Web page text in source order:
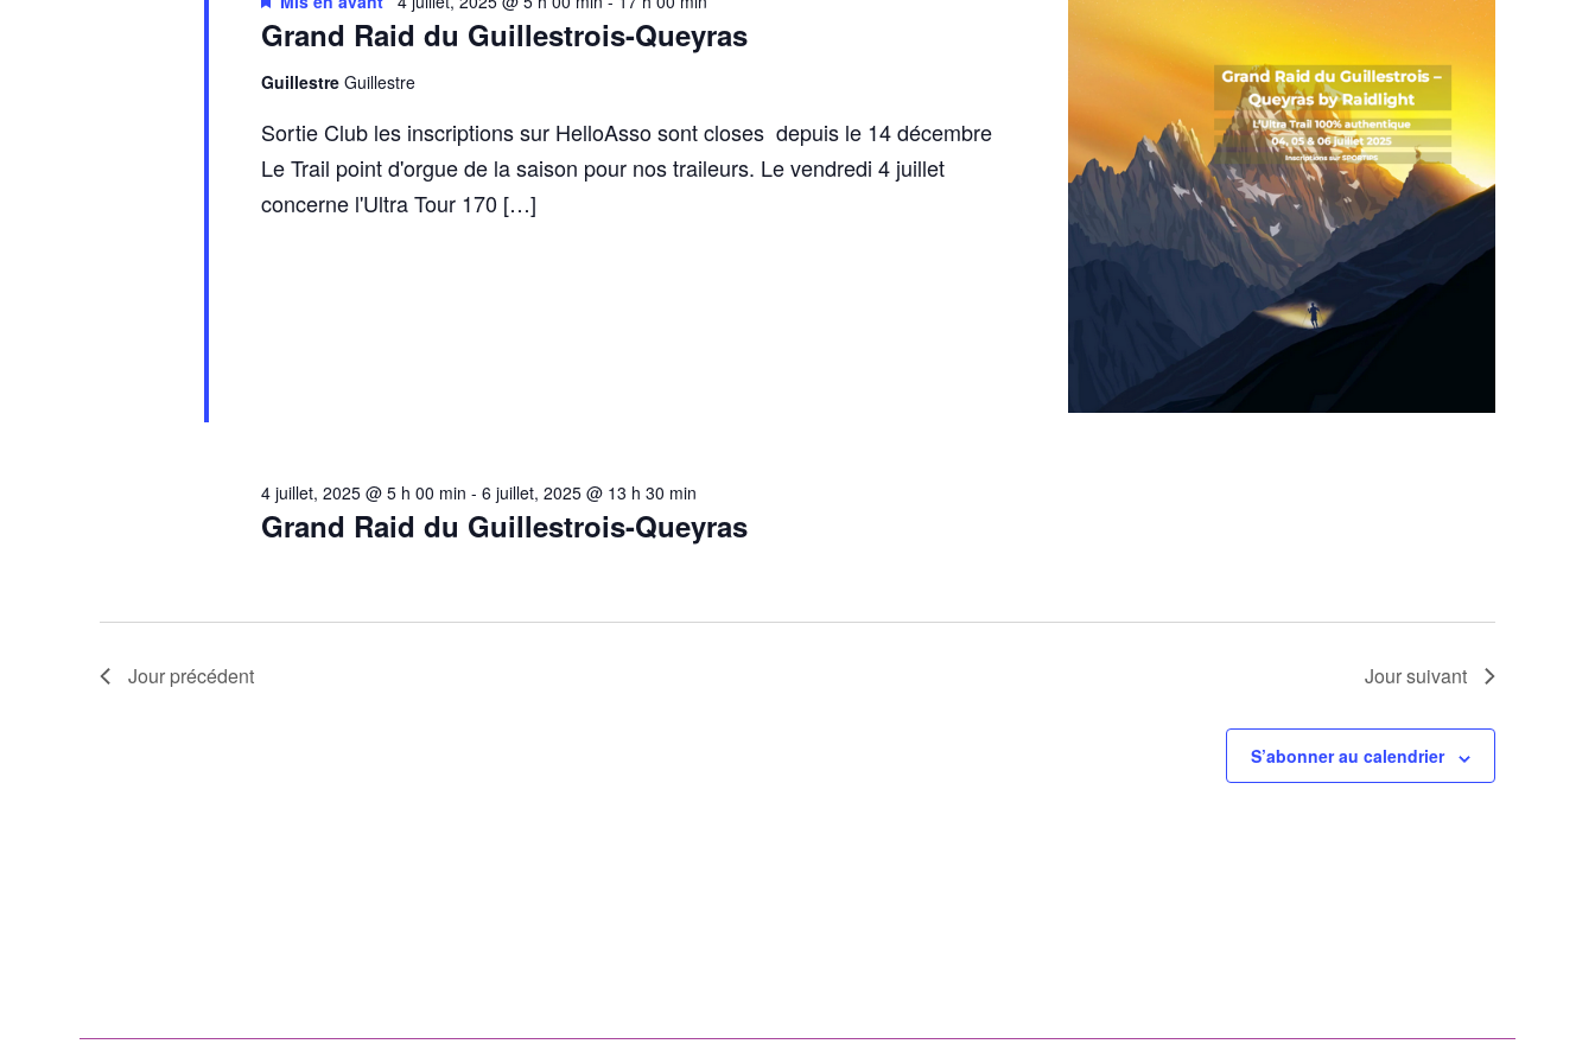
Grand Raid du Guillestrois-Queyras
Guillestre Guillestre
Sortie Club les inscriptions sur HelloAsso sont closes depuis le 14 décembre
Le Trail point d'orgue de la saison pour nos traileurs. Le vendredi 4 juillet
concerne l'Ultra Tour 170 […]
Grand Raid du Guillestrois-Queyras
4 juillet, 2025 @ 5 h 00 min - 6 juillet, 2025 @ 13 h 30 min
Jour précédent Jour suivant
S’abonner au calendrier